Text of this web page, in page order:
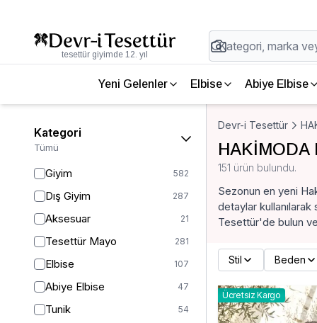
tesettür giyimde 12. yıl
Yeni Gelenler Elbise Abiye Elbise
Kategori
Tümü
Giyim 582
Dış Giyim 287
Aksesuar 21
Tesettür Mayo 281
Elbise 107
Abiye Elbise 47
Tunik 54
Devr-i Tesettür
HAKİMODA
151 ürün bulundu.
Sezonun en yeni
detaylar
Tesettür'de bulun ve
Stil Beden
Ücretsiz Kargo